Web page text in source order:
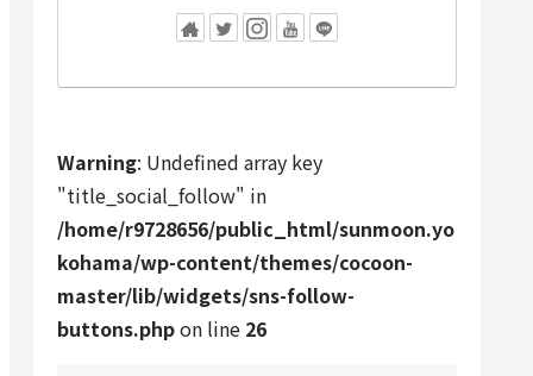
Warning: Undefined array key
"title_social_follow" in
/home/r9728656/public_html/sunmoon.yo
kohama/wp-content/themes/cocoon-
master/lib/widgets/sns-follow-
buttons.phpon line 26